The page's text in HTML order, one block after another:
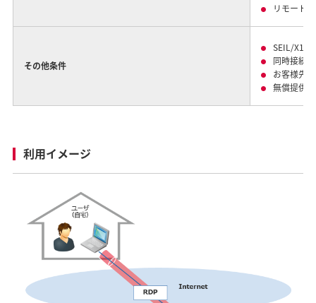
リモート
その他条件
SEIL/X1の
同時接続
お客様先
無償提供
利用イメージ